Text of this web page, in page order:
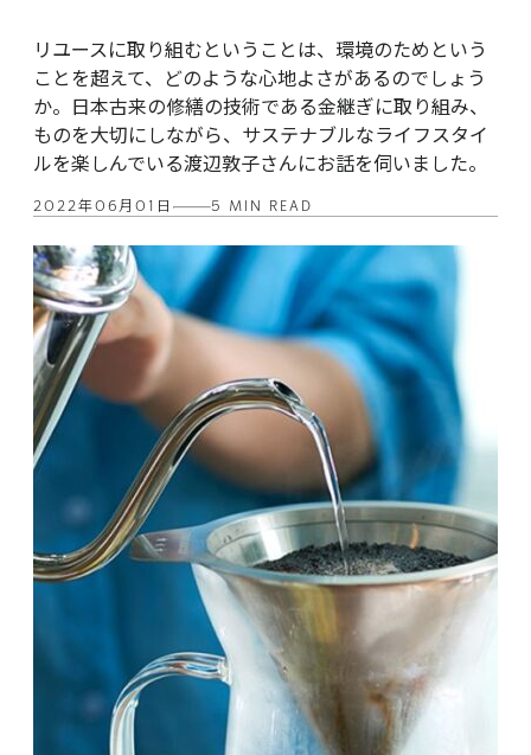
リユースに取り組むということは、環境のためという
ことを超えて、どのような心地よさがあるのでしょう
か。日本古来の修繕の技術である金継ぎに取り組み、
ものを大切にしながら、サステナブルなライフスタイ
ルを楽しんでいる渡辺敦子さんにお話を伺いました。
2022年06月01日 5 MIN READ